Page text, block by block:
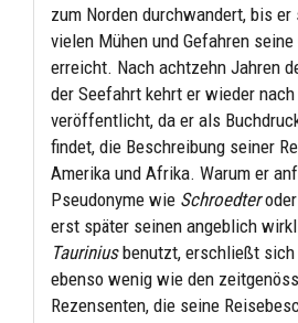
zum Norden durchwandert, bis
vielen Mühen und Gefahren
erreicht. Nach achtzehn Jahren
der Seefahrt kehrt er wieder
veröffentlicht, da er als
findet, die Beschreibung seiner
Amerika und Afrika. Warum er
Pseudonyme wie Schroedteroder
erst später seinen angeblich
Tauriniusbenutzt, erschließt sich
ebenso wenig wie den
Rezensenten, die seine